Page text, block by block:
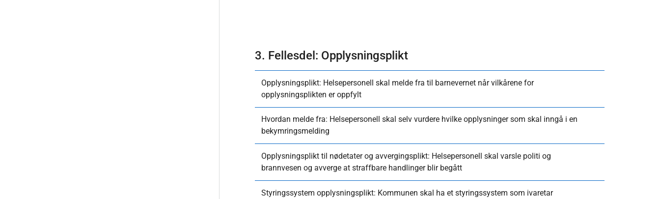
3. Fellesdel: Opplysningsplikt
Opplysningsplikt: Helsepersonell skal melde fra til barnevernet når vilkårene for
opplysningsplikten er oppfylt
Hvordan melde fra: Helsepersonell skal selv vurdere hvilke opplysninger som skal inngå i en
bekymringsmelding
Opplysningsplikt til nødetater og avvergingsplikt: Helsepersonell skal varsle politi og
brannvesen og avverge at straffbare handlinger blir begått
Styringssystem opplysningsplikt: Kommunen skal ha et styringssystem som ivaretar